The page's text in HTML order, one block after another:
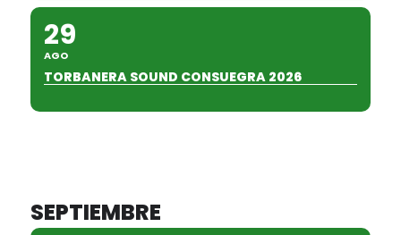
29
AGO
TORBANERA SOUND CONSUEGRA 2026
SEPTIEMBRE